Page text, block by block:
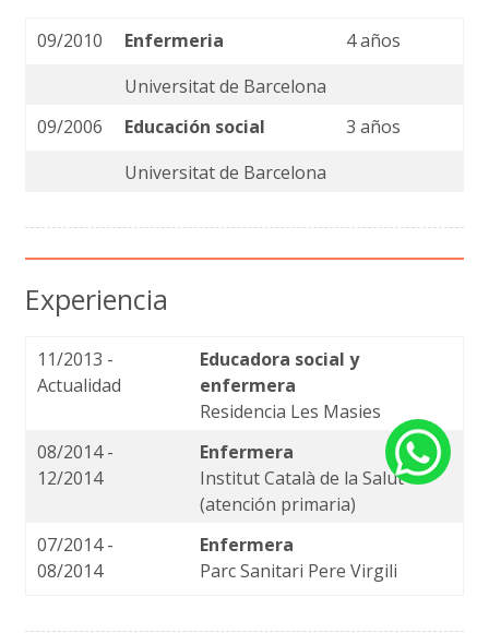
09/2010 Enfermeria
4 años
Universitat de Barcelona
09/2006
Educación social
3 años
Universitat de Barcelona
Experiencia
11/2013 -
Actualidad
Educadora social y
enfermera
Residencia Les Masies
08/2014 -
12/2014
Enfermera
Institut Català de la Salut
(atención primaria)
07/2014 -
08/2014
Enfermera
Parc Sanitari Pere Virgili